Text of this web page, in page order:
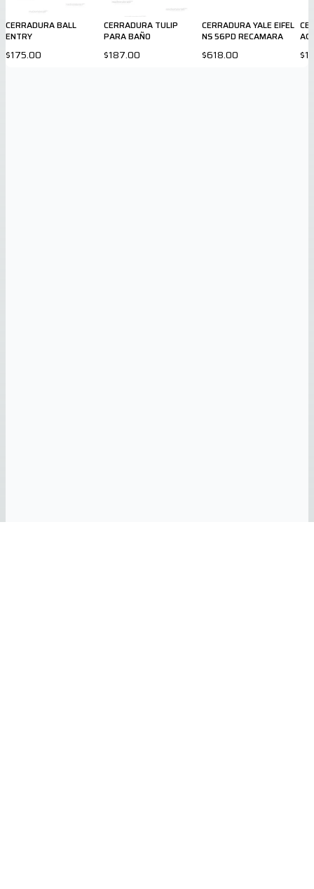
CERRADURA BALL
ENTRY
$175.00
CERRADURA TULIP
PARA BAÑO
$187.00
CERRADURA YALE EIFEL
NS 56PD RECAMARA
$618.00